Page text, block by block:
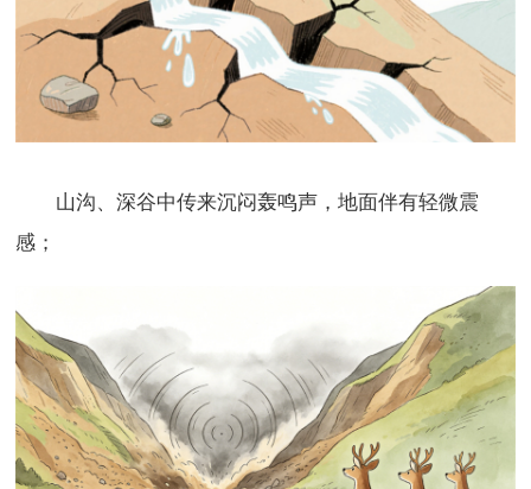
山沟、深谷中传来沉闷轰鸣声，地面伴有轻微震
感；